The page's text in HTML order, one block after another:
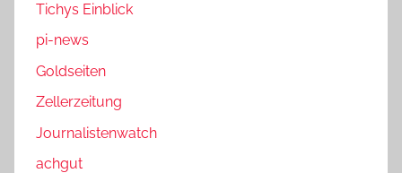
Tichys Einblick
pi-news
Goldseiten
Zellerzeitung
Journalistenwatch
achgut